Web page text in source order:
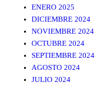
ENERO 2025
DICIEMBRE 2024
NOVIEMBRE 2024
OCTUBRE 2024
SEPTIEMBRE 2024
AGOSTO 2024
JULIO 2024